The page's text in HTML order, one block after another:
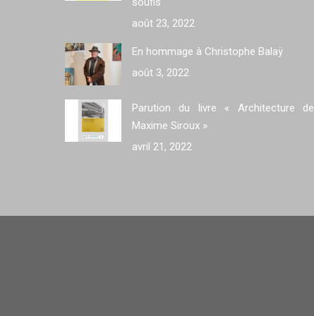
août 23, 2022
En hommage à Christophe Balaÿ
août 3, 2022
Parution du livre « Architecture de
Maxime Siroux »
avril 21, 2022